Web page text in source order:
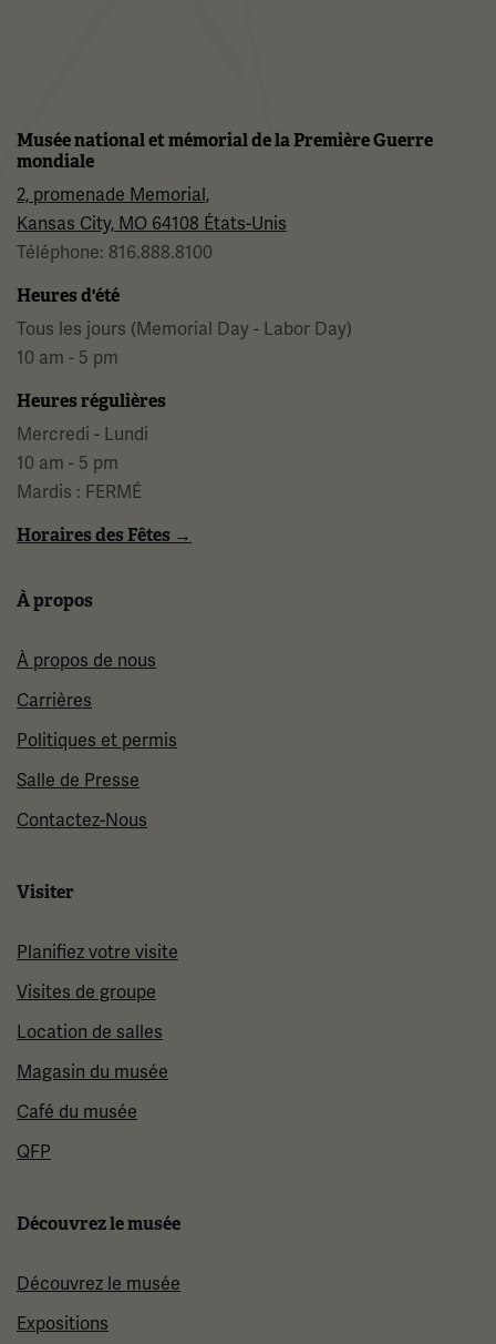
Musée national et mémorial de la Première Guerre
mondiale
2, promenade Memorial,
Kansas City, MO 64108 États-Unis
Téléphone: 816.888.8100
Heures d'été
Tous les jours (Memorial Day - Labor Day)
10 am - 5 pm
Heures régulières
Mercredi - Lundi
10 am - 5 pm
Mardis : FERMÉ
Horaires des Fêtes →
À propos
À propos de nous
Carrières
Politiques et permis
Salle de Presse
Contactez-Nous
Visiter
Planifiez votre visite
Visites de groupe
Location de salles
Magasin du musée
Café du musée
QFP
Découvrez le musée
Découvrez le musée
Expositions